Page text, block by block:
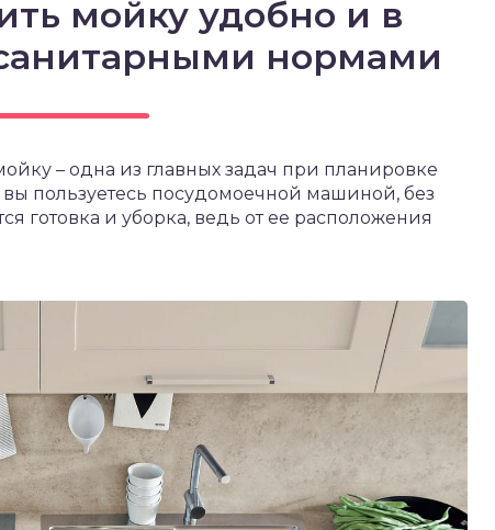
мойку удобно и в
нормами
– одна из главных задач при планировке
вы пользуетесь посудомоечной машиной, без
готовка и уборка, ведь от ее расположения